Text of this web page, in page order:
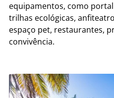
equipamentos, como
trilhas ecológicas,
espaço pet, restaurantes,
convivência.